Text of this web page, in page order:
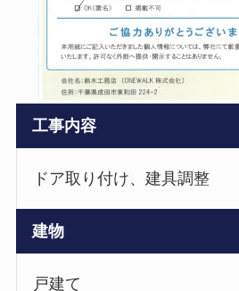
工事内容
ドア取り付け、建具調整
建物
戸建て